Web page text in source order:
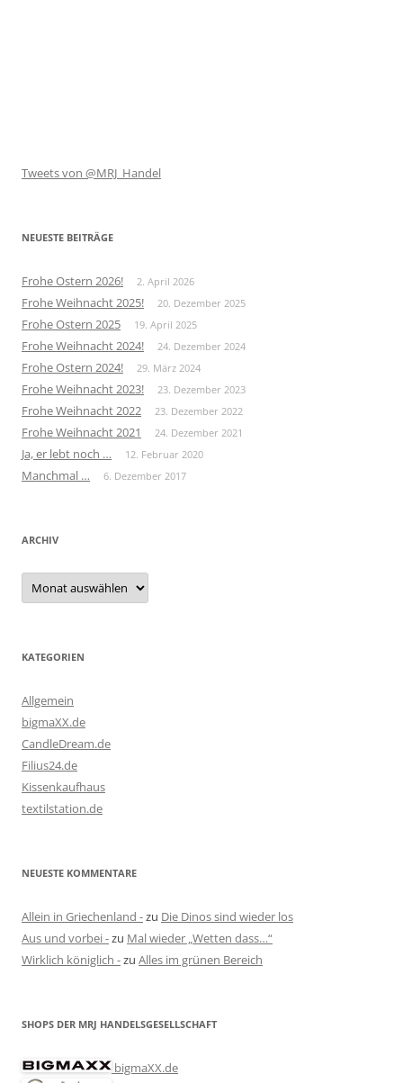
Tweets von @MRJ_Handel
NEUESTE BEITRÄGE
Frohe Ostern 2026! 2. April 2026
Frohe Weihnacht 2025! 20. Dezember 2025
Frohe Ostern 2025 19. April 2025
Frohe Weihnacht 2024! 24. Dezember 2024
Frohe Ostern 2024! 29. März 2024
Frohe Weihnacht 2023! 23. Dezember 2023
Frohe Weihnacht 2022 23. Dezember 2022
Frohe Weihnacht 2021 24. Dezember 2021
Ja, er lebt noch … 12. Februar 2020
Manchmal … 6. Dezember 2017
ARCHIV
Archiv
KATEGORIEN
Allgemein
bigmaXX.de
CandleDream.de
Filius24.de
Kissenkaufhaus
textilstation.de
NEUESTE KOMMENTARE
Allein in Griechenland -zu Die Dinos sind wieder los
Aus und vorbei -zu Mal wieder „Wetten dass…“
Wirklich königlich -zu Alles im grünen Bereich
SHOPS DER MRJ HANDELSGESELLSCHAFT
bigmaXX.de